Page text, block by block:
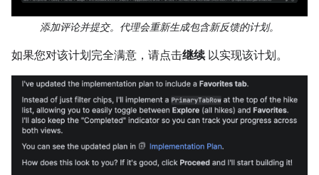
添加评论并提交。代理会重新生成包含新反馈的计划。
如果您对该计划完全满意，请点击继续以实现该计划。